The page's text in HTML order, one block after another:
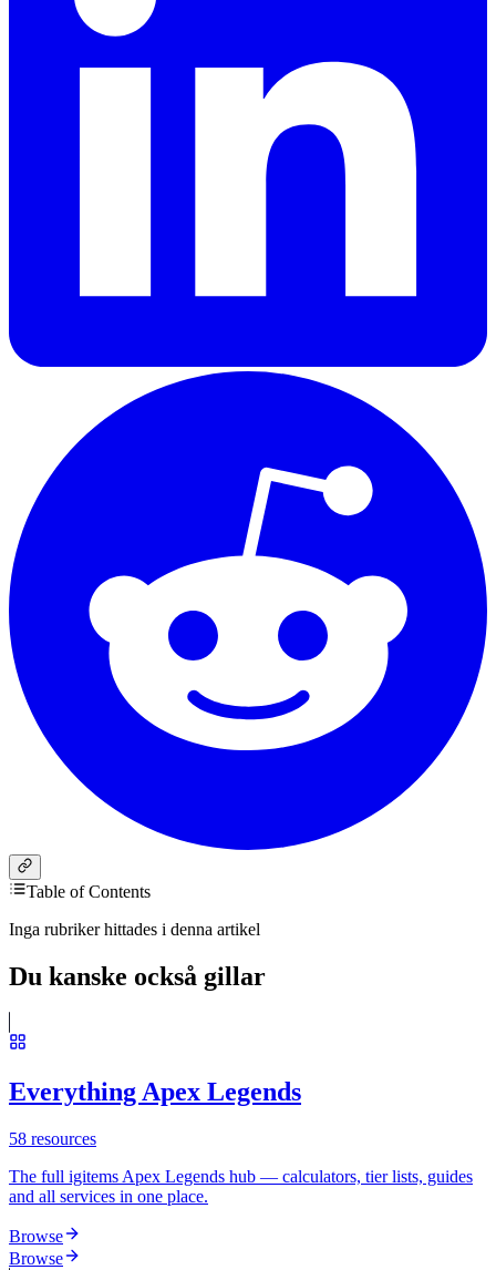
Table of Contents
Inga rubriker hittades i denna artikel
Du kanske också gillar
Everything Apex Legends
58 resources
The full igitems Apex Legends hub — calculators, tier lists, guides
and all services in one place.
Browse
Browse